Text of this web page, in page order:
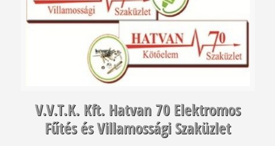
V.V.T.K. Kft. Hatvan 70 Elektromos
Fűtés és Villamossági Szaküzlet